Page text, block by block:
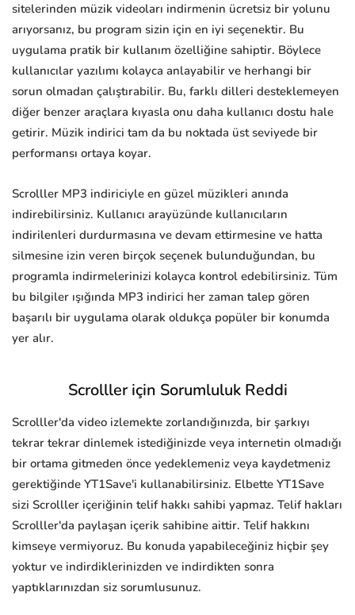
sitelerinden müzik videoları indirmenin ücretsiz bir yolunu
arıyorsanız, bu program sizin için en iyi seçenektir. Bu
uygulama pratik bir kullanım özelliğine sahiptir. Böylece
kullanıcılar yazılımı kolayca anlayabilir ve herhangi bir
sorun olmadan çalıştırabilir. Bu, farklı dilleri desteklemeyen
diğer benzer araçlara kıyasla onu daha kullanıcı dostu hale
getirir. Müzik indirici tam da bu noktada üst seviyede bir
performansı ortaya koyar.
Scrolller MP3 indiriciyle en güzel müzikleri anında
indirebilirsiniz. Kullanıcı arayüzünde kullanıcıların
indirilenleri durdurmasına ve devam ettirmesine ve hatta
silmesine izin veren birçok seçenek bulunduğundan, bu
programla indirmelerinizi kolayca kontrol edebilirsiniz. Tüm
bu bilgiler ışığında MP3 indirici her zaman talep gören
başarılı bir uygulama olarak oldukça popüler bir konumda
yer alır.
Scrolller için Sorumluluk Reddi
Scrolller'da video izlemekte zorlandığınızda, bir şarkıyı
tekrar tekrar dinlemek istediğinizde veya internetin olmadığı
bir ortama gitmeden önce yedeklemeniz veya kaydetmeniz
gerektiğinde YT1Save'i kullanabilirsiniz. Elbette YT1Save
sizi Scrolller içeriğinin telif hakkı sahibi yapmaz. Telif hakları
Scrolller'da paylaşan içerik sahibine aittir. Telif hakkını
kimseye vermiyoruz. Bu konuda yapabileceğiniz hiçbir şey
yoktur ve indirdiklerinizden ve indirdikten sonra
yaptıklarınızdan siz sorumlusunuz.